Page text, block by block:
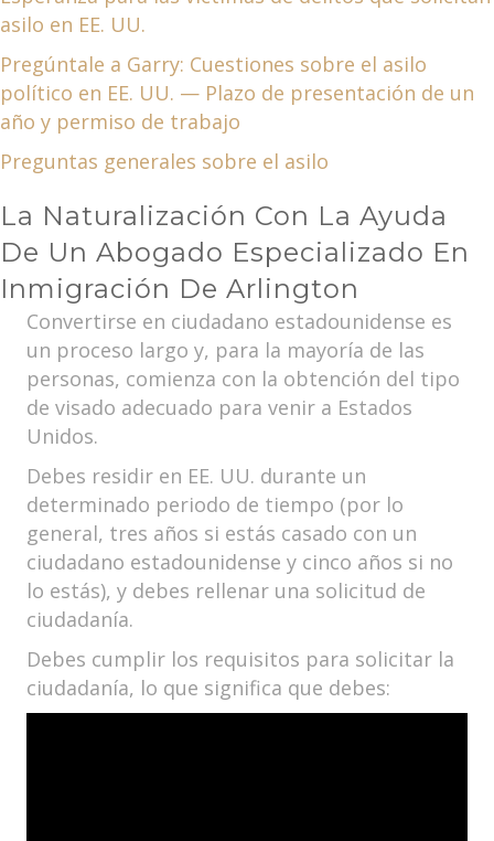
asilo en EE. UU.
Pregúntale a Garry: Cuestiones sobre el asilo
político en EE. UU. — Plazo de presentación de un
año y permiso de trabajo
Preguntas generales sobre el asilo
La Naturalización Con La Ayuda
De Un Abogado Especializado En
Inmigración De Arlington
Convertirse en ciudadano estadounidense es
un proceso largo y, para la mayoría de las
personas, comienza con la obtención del tipo
de visado adecuado para venir a Estados
Unidos.
Debes residir en EE. UU. durante un
determinado periodo de tiempo (por lo
general, tres años si estás casado con un
ciudadano estadounidense y cinco años si no
lo estás), y debes rellenar una solicitud de
ciudadanía.
Debes cumplir los requisitos para solicitar la
ciudadanía, lo que significa que debes: